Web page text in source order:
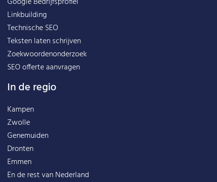
Linkbuilding
Technische SEO
Teksten laten schrijven
Zoekwoordenonderzoek
SEO offerte aanvragen
In de regio
Kampen
Zwolle
Genemuiden
Dronten
Emmen
En de rest vanNederland